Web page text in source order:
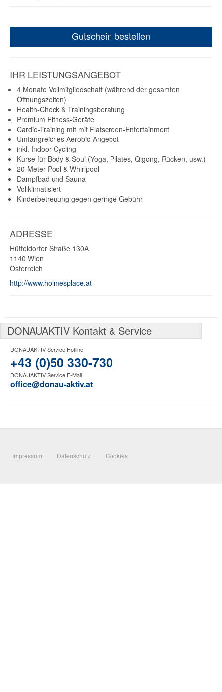
Gutschein bestellen
IHR LEISTUNGSANGEBOT
4 Monate Vollmitgliedschaft (während der gesamten
Öffnungszeiten)
Health-Check & Trainingsberatung
Premium Fitness-Geräte
Cardio-Training mit mit Flatscreen-Entertainment
Umfangreiches Aerobic-Angebot
inkl. Indoor Cycling
Kurse für Body & Soul (Yoga, Pilates, Qigong, Rücken, usw.)
20-Meter-Pool & Whirlpool
Dampfbad und Sauna
Vollklimatisiert
Kinderbetreuung gegen geringe Gebühr
ADRESSE
Hütteldorfer Straße 130A
1140 Wien
Österreich
http://www.holmesplace.at
DONAUAKTIV Kontakt & Service
DONAUAKTIV Service Hotline
+43 (0)50 330-730
DONAUAKTIV Service E-Mail
office@donau-aktiv.at
Impressum Datenschutz Cookies